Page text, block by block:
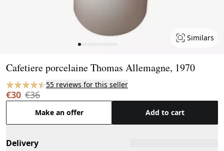
Similars
Cafetiere porcelaine Thomas Allemagne, 1970
55 reviews for this seller
€30 €36
Make an offer Add to cart
Delivery